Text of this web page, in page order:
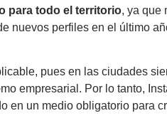
para todo el territorio, ya que
nuevos perfiles en el último
pues en las ciudades
empresarial. Por lo tanto,
en un medio obligatorio para